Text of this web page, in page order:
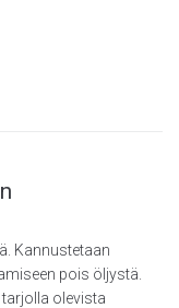
Kannustetaan
pois öljystä.
olevista